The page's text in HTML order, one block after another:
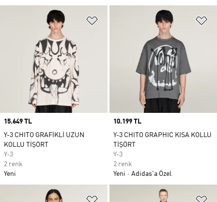
Favori Listesine Ekle
Price
15.649 TL
Y-3 CHITO GRAFİKLİ UZUN
KOLLU TİŞÖRT
Y-3
2 renk
Yeni
Price
10.199 TL
Y-3 CHITO GRAPHIC KISA KOLLU
TİŞÖRT
Y-3
2 renk
Yeni
Adidas'a Özel
Favori Listesine Ekle